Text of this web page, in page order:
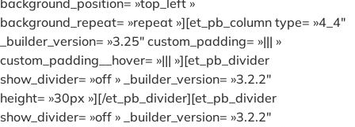
background_position= »top_left »
background_repeat= »repeat »][et_pb_column type= »4_4″
_builder_version= »3.25″ custom_padding= »||| »
custom_padding__hover= »||| »][et_pb_divider
show_divider= »off » _builder_version= »3.2.2″
height= »30px »][/et_pb_divider][et_pb_divider
show_divider= »off » _builder_version= »3.2.2″